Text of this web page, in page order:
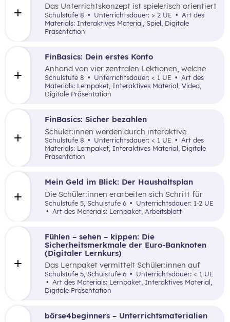
Das Unterrichtskonzept ist spielerisch orientiert
und vermittelt den Schüler:innen wichtiges
Grundlagenwissen zur Inflation und wie sich
diese im alltäglichen Leben zeigt.
Schulstufe 8 Unterrichtsdauer: > 2 UE
Materials: Interaktives Material, Spiel, Digitale
Präsentation
FinBasics: Dein erstes Konto
Anhand von vier zentralen Lektionen, welche
interaktive Elemente nutzen, werden den
Schüler:innen wesentliche Inhalte zu den
unterschiedlichen Funktionen und dem Nutzen
Schulstufe 8 Unterrichtsdauer: < 1 UE
Materials: Lernpaket, Interaktives Material, Video,
Digitale Präsentation
FinBasics: Sicher bezahlen
Schüler:innen werden durch interaktive
Alltagsszenarien mit unterschiedlichen
Zahlungsmöglichkeiten und den damit
verbundenen Fragen von (finanzieller)
gemacht.
Schulstufe 8 Unterrichtsdauer: < 1 UE
Art des
Materials: Lernpaket, Interaktives Material, Digitale
Präsentation
Mein Geld im Blick: Der Haushaltsplan
Die Schüler:innen erarbeiten sich Schritt für
Schritt mittels lebensnaher Beispiele ein
Grundverständnis für einen Haushaltsplan.
Schulstufe 5, Schulstufe 6
Unterrichtsdauer: 1-2 UE
Art des Materials: Lernpaket, Arbeitsblatt
Fühlen – sehen – kippen: Die
Sicherheitsmerkmale der Euro-Banknoten
(Digitaler Lernkurs)
Das Lernpaket vermittelt Schüler:innen auf
kreative sowie spielerische Art und Weise die
Sicherheitsmerkmale von Euro-Banknoten
hinsichtlich Fälschungssicherheit von Bargeld.
Schulstufe 5, Schulstufe 6
Unterrichtsdauer: < 1 UE
Art des Materials: Lernpaket, Interaktives Material,
Digitale Präsentation
börse4beginners – Unterrichtsmaterialien